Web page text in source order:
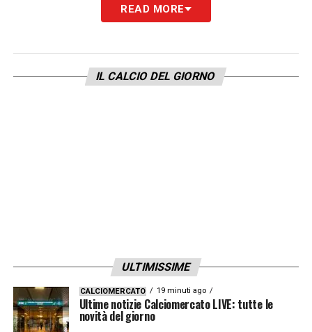
confermano l’interesse concreto per il
intenzionato a privarsi facilmente del suo
talento, a meno di un’offerta significativa.
READ MORE
IL CALCIO DEL GIORNO
ULTIMISSIME
CALCIOMERCATO 19 minuti ago
Ultime notizie Calciomercato LIVE: tutte le
novità del giorno